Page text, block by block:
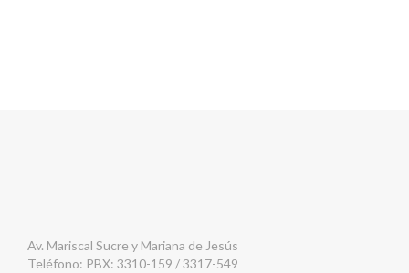
Av. Mariscal Sucre y Mariana de Jesús
Teléfono: PBX: 3310-159 / 3317-549